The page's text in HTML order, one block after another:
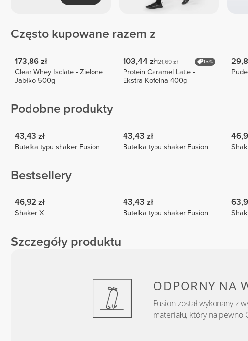
Często kupowane razem z
173,86 zł
Clear Whey Isolate - Zielone
Jabłko 500g
103,44 zł121,69 zł 15%
Protein Caramel Latte -
Ekstra Kofeina 400g
Podobne produkty
43,43 zł
Butelka typu shaker Fusion
43,43 zł
Butelka typu shaker Fusion
Bestsellery
46,92 zł
Shaker X
43,43 zł
Butelka typu shaker Fusion
Szczegóły produktu
ODPORNY NA
Fusion został wykonany z
materiału, który na pewno